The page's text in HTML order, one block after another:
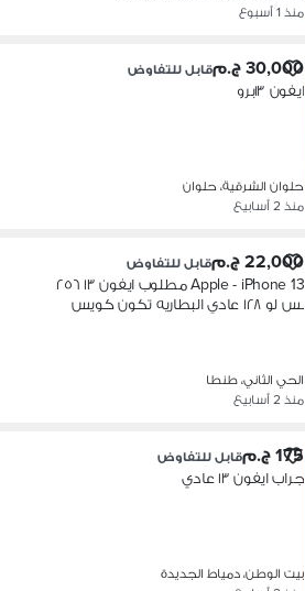
منذ 1 أسبوع
30,000 ج.م قابل للتفاوض
ايفون ١٣برو
حلوان الشرقية، حلوان
منذ 2 أسابيع
22,000 ج.م قابل للتفاوض
Apple - iPhone 13 مطلوب ايفون ١٣ ٢٥٦
بس لو ١٢٨ عادي البطاريه تكون كويس
الحي الثاني، طنطا
منذ 2 أسابيع
175 ج.م قابل للتفاوض
جراب ايفون ١٣ عادي
بيت الوطن، دمياط الجديدة